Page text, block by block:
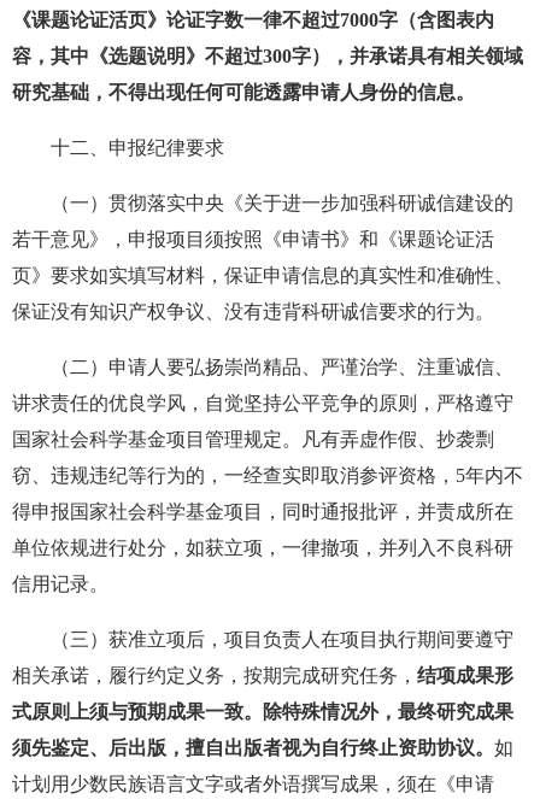
《课题论证活页》论证字数一律不超过7000字（含图表内
容，其中《选题说明》不超过300字），并承诺具有相关领域
研究基础，不得出现任何可能透露申请人身份的信息。
十二、申报纪律要求
（一）贯彻落实中央《关于进一步加强科研诚信建设的
若干意见》，申报项目须按照《申请书》和《课题论证活
页》要求如实填写材料，保证申请信息的真实性和准确性、
保证没有知识产权争议、没有违背科研诚信要求的行为。
（二）申请人要弘扬崇尚精品、严谨治学、注重诚信、
讲求责任的优良学风，自觉坚持公平竞争的原则，严格遵守
国家社会科学基金项目管理规定。凡有弄虚作假、抄袭剽
窃、违规违纪等行为的，一经查实即取消参评资格，5年内不
得申报国家社会科学基金项目，同时通报批评，并责成所在
单位依规进行处分，如获立项，一律撤项，并列入不良科研
信用记录。
（三）获准立项后，项目负责人在项目执行期间要遵守
相关承诺，履行约定义务，按期完成研究任务， 结项成果形
式原则上须与预期成果一致。除特殊情况外，最终研究成果
须先鉴定、后出版，擅自出版者视为自行终止资助协议。 如
计划用少数民族语言文字或者外语撰写成果，须在《申请